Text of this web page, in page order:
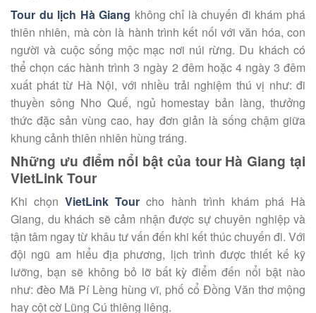
Tour du lịch Hà Giang không chỉ là chuyến đi khám phá
thiên nhiên, mà còn là hành trình kết nối với văn hóa, con
người và cuộc sống mộc mạc nơi núi rừng. Du khách có
thể chọn các hành trình 3 ngày 2 đêm hoặc 4 ngày 3 đêm
xuất phát từ Hà Nội, với nhiều trải nghiệm thú vị như: đi
thuyền sông Nho Quế, ngủ homestay bản làng, thưởng
thức đặc sản vùng cao, hay đơn giản là sống chậm giữa
khung cảnh thiên nhiên hùng tráng.
Những ưu điểm nổi bật của tour Hà Giang tại
VietLink Tour
Khi chọnVietLink Tour cho hành trình khám phá Hà
Giang, du khách sẽ cảm nhận được sự chuyên nghiệp và
tận tâm ngay từ khâu tư vấn đến khi kết thúc chuyến đi. Với
đội ngũ am hiểu địa phương, lịch trình được thiết kế kỹ
lưỡng, bạn sẽ không bỏ lỡ bất kỳ điểm đến nổi bật nào
như: đèo Mã Pí Lèng hùng vĩ, phố cổ Đồng Văn thơ mộng
hay cột cờ Lũng Cú thiêng liêng.